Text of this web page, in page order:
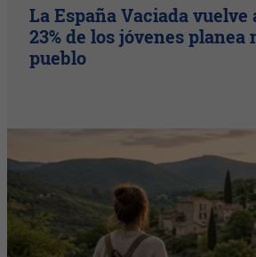
La España Vaciada vuelve
23% de los jóvenes planea
pueblo